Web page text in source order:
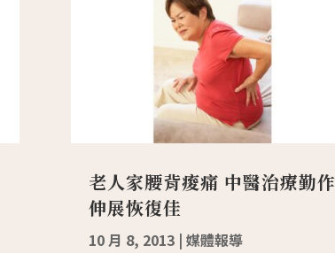
老人家腰背痠痛 中醫治療勤作
伸展恢復佳
10 月 8, 2013| 媒體報導